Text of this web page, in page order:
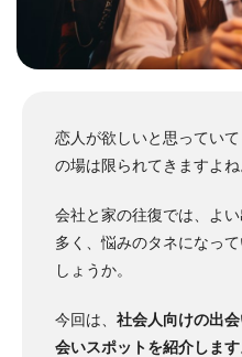
恋人が欲しいと思ってい
の場は限られてきますよね
会社と家の往復では、よ
多く、悩みのタネになっ
しょうか。
今回は、 社会人向けの出
会いスポットを紹介します